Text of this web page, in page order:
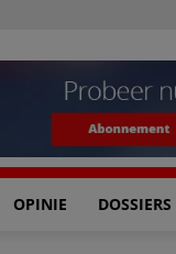
OPINIE DOSSIERS